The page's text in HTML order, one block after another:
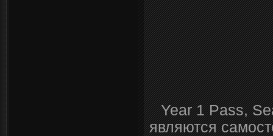
Year 1 Pass,
являются